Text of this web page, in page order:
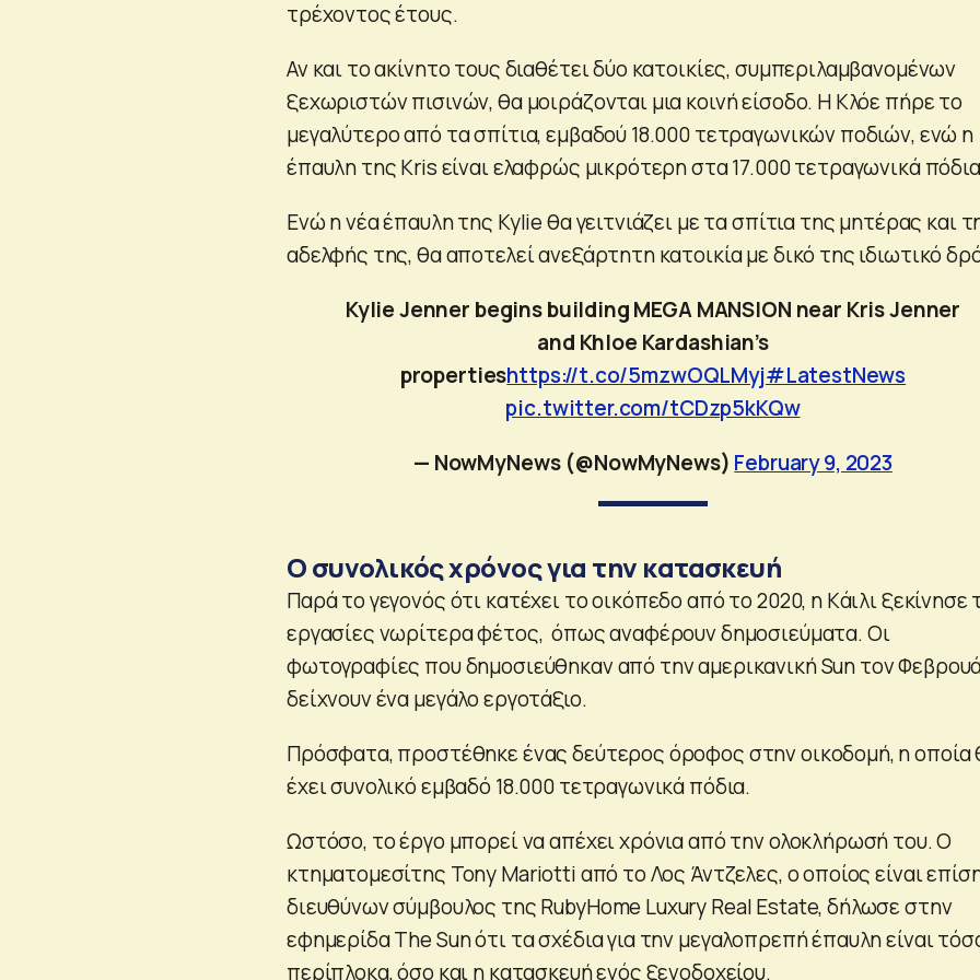
τρέχοντος έτους.
Αν και το ακίνητο τους διαθέτει δύο κατοικίες, συμπεριλαμβανομένων
ξεχωριστών πισινών, θα μοιράζονται μια κοινή είσοδο. Η Κλόε πήρε το
μεγαλύτερο από τα σπίτια, εμβαδού 18.000 τετραγωνικών ποδιών, ενώ η
έπαυλη της Kris είναι ελαφρώς μικρότερη στα 17.000 τετραγωνικά
Ενώ η νέα έπαυλη της Kylie θα γειτνιάζει με τα σπίτια της μητέρας και
αδελφής της, θα αποτελεί ανεξάρτητη κατοικία με δικό της ιδιωτικό
Kylie Jenner begins building MEGA MANSION near Kris Jenner
and Khloe Kardashian’s
propertieshttps://t.co/5mzwOQLMyj#LatestNews
pic.twitter.com/tCDzp5kKQw
— NowMyNews (@NowMyNews) February 9, 2023
Ο συνολικός χρόνος για την κατασκευή
Παρά το γεγονός ότι κατέχει το οικόπεδο από το 2020, η Kάιλι ξεκίνησε
εργασίες νωρίτερα φέτος, όπως αναφέρουν δημοσιεύματα. Οι
φωτογραφίες που δημοσιεύθηκαν από την αμερικανική Sun τον
δείχνουν ένα μεγάλο εργοτάξιο.
Πρόσφατα, προστέθηκε ένας δεύτερος όροφος στην οικοδομή, η οποία
έχει συνολικό εμβαδό 18.000 τετραγωνικά πόδια.
Ωστόσο, το έργο μπορεί να απέχει χρόνια από την ολοκλήρωσή του. Ο
κτηματομεσίτης Tony Mariotti από το Λος Άντζελες, ο οποίος είναι
διευθύνων σύμβουλος της RubyHome Luxury Real Estate, δήλωσε στην
εφημερίδα The Sun ότι τα σχέδια για την μεγαλοπρεπή έπαυλη είναι
περίπλοκα, όσο και η κατασκευή ενός ξενοδοχείου.